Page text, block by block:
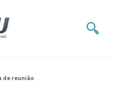
de reunião